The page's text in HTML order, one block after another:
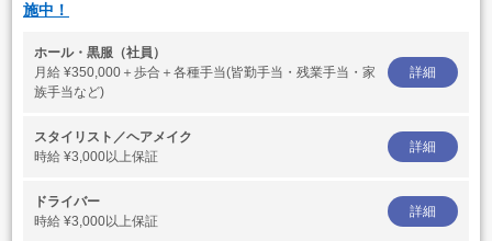
施中！
ホール・黒服（社員）
月給 ¥350,000＋歩合＋各種手当(皆勤手当・残業手当・家
族手当など)
詳細
スタイリスト／ヘアメイク
時給 ¥3,000以上保証
詳細
ドライバー
時給 ¥3,000以上保証
詳細